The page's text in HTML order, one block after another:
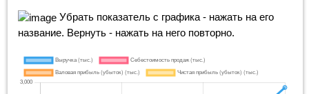
Убрать показатель с графика - нажать на его
название. Вернуть - нажать на него повторно.